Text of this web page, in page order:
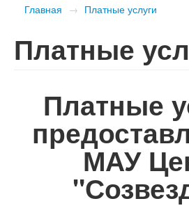
Главная → Платные услуги
Платные
Платные
МАУ